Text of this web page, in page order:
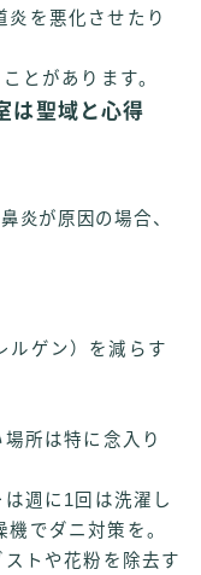
炎を悪化させたり
とがあります。
は聖域と心得
炎が原因の場合、
ルゲン）を減らす
所は特に念入り
週に1回は洗濯し
でダニ対策を。
トや花粉を除去す